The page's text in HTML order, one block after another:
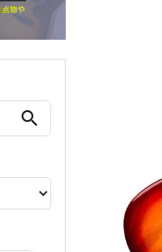
マイク
search